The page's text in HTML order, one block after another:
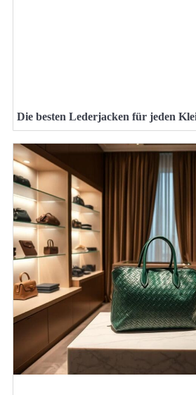
Die besten Lederjacken für jeden